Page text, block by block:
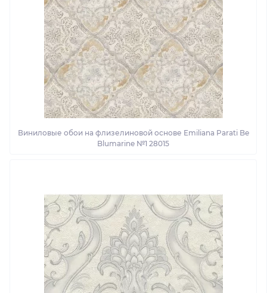
Виниловые обои на флизелиновой основе Emiliana Parati Be
Blumarine №1 28015